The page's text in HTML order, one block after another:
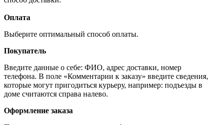
Оплата
Выберите оптимальный способ оплаты.
Покупатель
Введите данные о себе: ФИО, адрес доставки, номер
телефона. В поле «Комментарии к заказу» введите сведения,
которые могут пригодиться курьеру, например: подъезды в
доме считаются справа налево.
Оформление заказа